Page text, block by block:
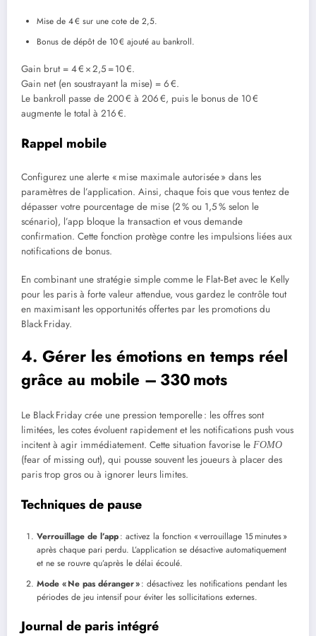
Mise de 4 € sur une cote de 2,5.
Bonus de dépôt de 10 € ajouté au bankroll.
Gain brut = 4 € × 2,5 = 10 €.
Gain net (en soustrayant la mise) = 6 €.
Le bankroll passe de 200 € à 206 €, puis le bonus de 10 €
augmente le total à 216 €.
Rappel mobile
Configurez une alerte « mise maximale autorisée » dans les
paramètres de l’application. Ainsi, chaque fois que vous tentez de
dépasser votre pourcentage de mise (2 % ou 1,5 % selon le
scénario), l’app bloque la transaction et vous demande
confirmation. Cette fonction protège contre les impulsions liées aux
notifications de bonus.
En combinant une stratégie simple comme le Flat‑Bet avec le Kelly
pour les paris à forte valeur attendue, vous gardez le contrôle tout
en maximisant les opportunités offertes par les promotions du
Black Friday.
4. Gérer les émotions en temps réel
grâce au mobile – 330 mots
Le Black Friday crée une pression temporelle : les offres sont
limitées, les cotes évoluent rapidement et les notifications push vous
incitent à agir immédiatement. Cette situation favorise le FOMO
(fear of missing out), qui pousse souvent les joueurs à placer des
paris trop gros ou à ignorer leurs limites.
Techniques de pause
Verrouillage de l’app: activez la fonction « verrouillage 15 minutes »
après chaque pari perdu. L’application se désactive automatiquement
et ne se rouvre qu’après le délai écoulé.
Mode « Ne pas déranger »: désactivez les notifications pendant les
périodes de jeu intensif pour éviter les sollicitations externes.
Journal de paris intégré